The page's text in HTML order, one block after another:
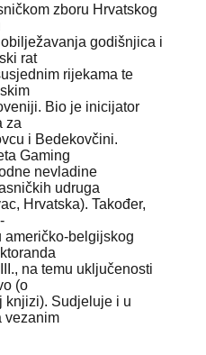
zboru Hrvatskog
godišnjica i
rat
rijekama te
Bio je inicijator
za
i Bedekovčini.
Gaming
nevladine
udruga
Hrvatska). Također,
američko-belgijskog
na temu uključenosti
(o
knjizi). Sudjeluje i u
vezanim